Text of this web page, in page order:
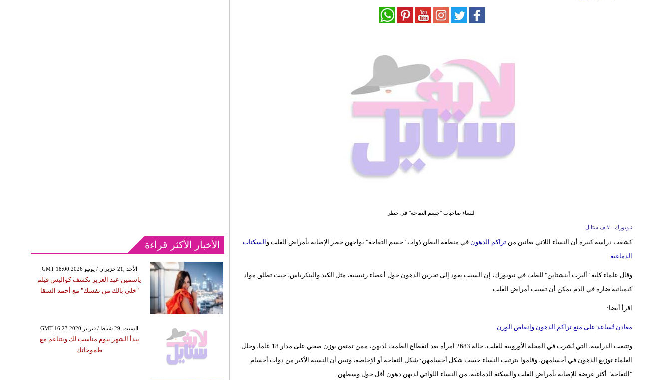
النساء صاحبات "جسم التفاحة" في خطر
نيويورك - لايف ستايل
كشفت دراسة كبيرة أن النساء اللاتي يعانين من تراكم الدهون في منطقة البطن ذوات "جسم التفاحة" يواجهن خطر الإصابة بأمراض القلب و السكتات
الدماغية.
وقال علماء كلية "ألبرت أينشتاين" للطب في نيويورك، إن السبب يعود إلى تخزين الدهون حول أعضاء رئيسية، مثل الكبد والبنكرياس، حيث تطلق مواد
كيميائية ضارة في الدم يمكن أن تسبب أمراض القلب.
اقرأ أيضا:
معادن تُساعد على منع تراكم الدهون وإنقاص الوزن
وتتبعت الدراسة، التي نُشرت في المجلة الأوروبية للقلب، حالة 2683 امرأة بعد انقطاع الطمث لديهن، ممن تمتعن بوزن صحي على مدار 18 عاما، وحلل
العلماء توزيع الدهون في أجسامهن، وقاموا بترتيب النساء حسب شكل أجسامهن: شكل التفاحة أو الإجاصة، وتبين أن النسبة الأكبر من ذوات أجسام
"التفاحة" أكثر عرضة للإصابة بأمراض القلب والسكتة الدماغية، من النساء اللواتي لديهن دهون أقل حول وسطهن.
الأخبار الأكثر قراءة
GMT 18:00 2026 الأحد ,21 حزيران / يونيو
ياسمين عبد العزيز تكشف كواليس فيلم
"خلي بالك من نفسك" مع أحمد السقا
GMT 16:23 2020 السبت ,29 شباط / فبراير
يبدأ الشهر بيوم مناسب لك ويتناغم مع
طموحاتك